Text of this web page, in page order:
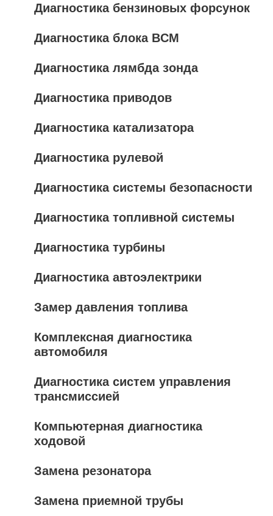
Диагностика бензиновых форсунок
Диагностика блока BCM
Диагностика лямбда зонда
Диагностика приводов
Диагностика катализатора
Диагностика рулевой
Диагностика системы безопасности
Диагностика топливной системы
Диагностика турбины
Диагностика автоэлектрики
Замер давления топлива
Комплексная диагностика
автомобиля
Диагностика систем управления
трансмиссией
Компьютерная диагностика
ходовой
Замена резонатора
Замена приемной трубы